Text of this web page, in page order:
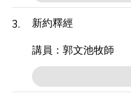
3.
新約釋經
講員：郭文池牧師